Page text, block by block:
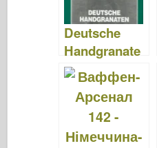
Deutsche
Handgranate
n – Ваффен
Арсенал 174